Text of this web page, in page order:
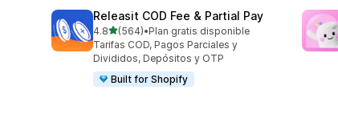
Releasit COD Fee & Partial Pay
4.8de 5 estrellas
(564)
564 reseñas en total
•Plan gratis disponible
Tarifas COD, Pagos Parciales y
Divididos, Depósitos y OTP
Built for Shopify